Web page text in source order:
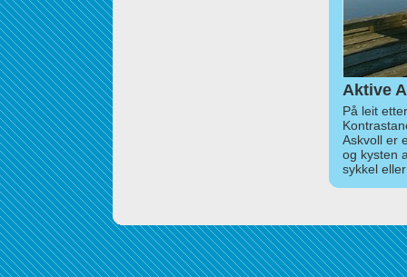
Aktive
På leit
Askvoll er
og kysten
sykkel